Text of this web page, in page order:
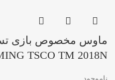
TSCO TM 2018N
ناموجود